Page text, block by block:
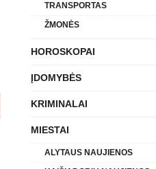
TRANSPORTAS
ŽMONĖS
HOROSKOPAI
ĮDOMYBĖS
KRIMINALAI
MIESTAI
ALYTAUS NAUJIENOS